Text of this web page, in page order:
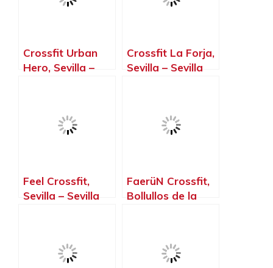
Crossfit Urban
Hero, Sevilla –
Crossfit La Forja,
Sevilla – Sevilla
Feel Crossfit,
Sevilla – Sevilla
FaerüN Crossfit,
Bollullos de la